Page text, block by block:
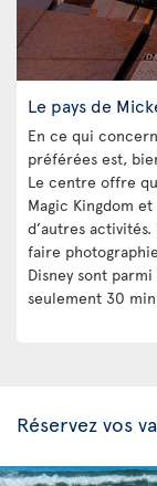
Le pays de
En ce qui
préférées est,
Le centre offre
Magic Kingdom
d’autres
faire
Disney sont
seulement 30
Réservez vos